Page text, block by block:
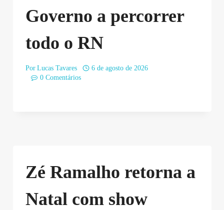
Governo a percorrer
todo o RN
Por Lucas Tavares
6 de agosto de 2026
0 Comentários
Zé Ramalho retorna a
Natal com show